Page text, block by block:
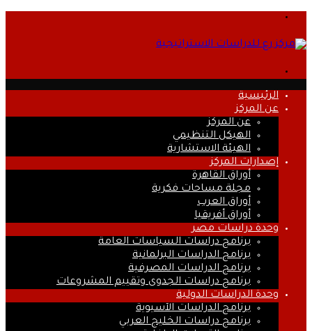
الرئيسية
عن المركز
عن المركز
الهيكل التنظيمي
الهيئة الاستشارية
إصدارات المركز
أوراق القاهرة
مجلة مساحات فكرية
أوراق العرب
أوراق أفريقيا
وحدة دراسات مصر
برنامج دراسات السياسات العامة
برنامج الدراسات البرلمانية
برنامج الدراسات المصرفية
برنامج دراسات الجدوى وتقييم المشروعات
وحدة الدراسات الدولية
برنامج الدراسات الآسيوية
برنامج دراسات الخليج العربي